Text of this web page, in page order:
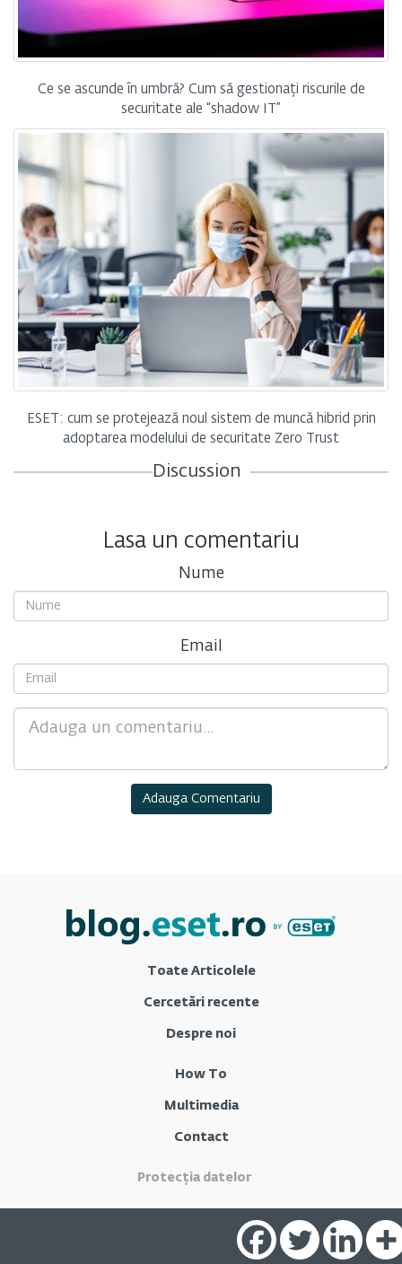
Ce se ascunde în umbră? Cum să gestionați riscurile de
securitate ale “shadow IT”
ESET: cum se protejează noul sistem de muncă hibrid prin
adoptarea modelului de securitate Zero Trust
Discussion
Lasa un comentariu
Nume
Email
Toate Articolele
Cercetări recente
Despre noi
How To
Multimedia
Contact
Protecția datelor